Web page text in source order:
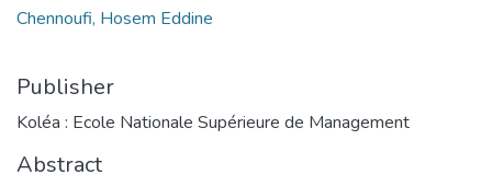
Chennoufi, Hosem Eddine
Publisher
Koléa : Ecole Nationale Supérieure de Management
Abstract